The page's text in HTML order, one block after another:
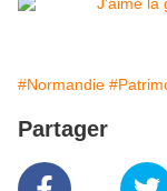
#Normandie
Partager